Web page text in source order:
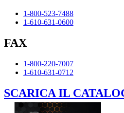
1-800-523-7488
1-610-631-0600
FAX
1-800-220-7007
1-610-631-0712
SCARICA IL